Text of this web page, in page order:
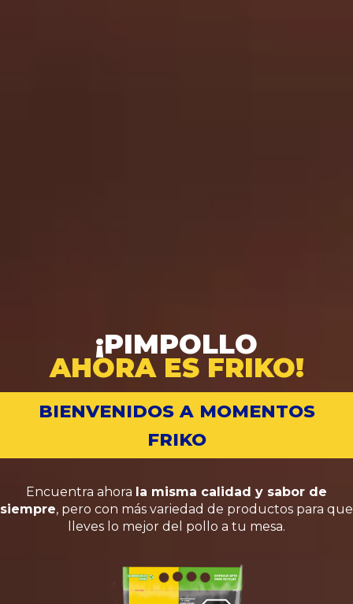
¡PIMPOLLO
AHORA ES FRIKO!
BIENVENIDOS A MOMENTOS
FRIKO
Encuentra ahora la misma calidad y sabor de
siempre, pero con más variedad de productos para que
lleves lo mejor del pollo a tu mesa.